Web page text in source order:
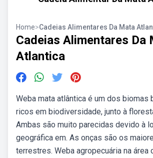
Home>Cadeias Alimentares Da Mata
Cadeias Alimentares Da
Atlantica
Weba mata atlântica é um dos biomas
ricos em biodiversidade, junto à
Ambas são muito parecidas devido à
geográfica em. As onças são os
terrestres. Weba agropecuária na área